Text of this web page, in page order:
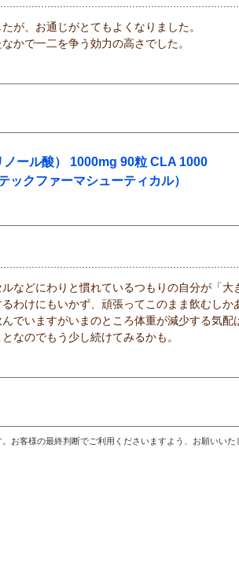
が、お通じがとてもよくなりました。
かで一二を争う効力の高さでした。
ノール酸） 1000mg 90粒 CLA 1000
クファーマシューティカル）
などにわりと慣れているつもりの自分が「大
わけにもいかず、頑張ってこのまま飲むしか
でいますがいまのところ体重が減少する気配
なのでもう少し続けてみるかも。
お客様の最終判断でご利用くださいますよう、お願いいた